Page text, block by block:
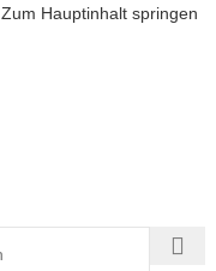
Zum Hauptinhalt springen